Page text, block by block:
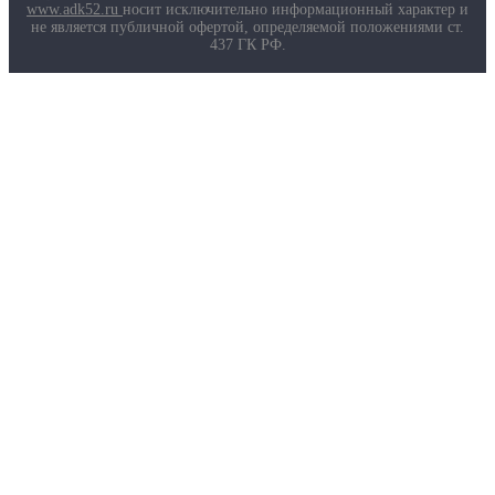
Маркировка противогазов
Основные ТР ТС, ГОСТ и ТУ
www.adk52.ru носит исключительно информационный характер и
не является публичной офертой, определяемой положениями ст.
437 ГК РФ.